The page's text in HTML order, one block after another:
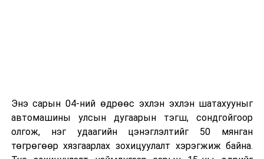
Энэ сарын 04-ний өдрөөс эхлэн эхлэн шатахууныг
автомашины улсын дугаарын тэгш, сондгойгоор
олгож, нэг удаагийн цэнэглэлтийг 50 мянган
төгрөгөөр хязгаарлах зохицуулалт хэрэгжиж байна.